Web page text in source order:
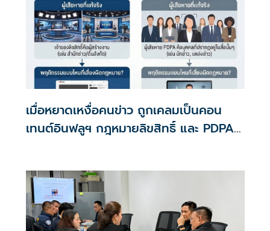
เมื่อหยาดเหงื่อคนข่าว ถูกเคลมเป็นคอน
เทนต์อินฟลูฯ กฎหมายลิขสิทธิ์ และ PDPA